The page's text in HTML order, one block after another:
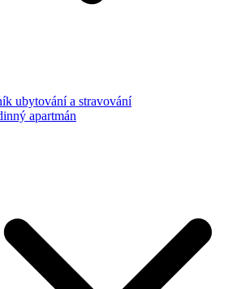
ubytování a stravování
apartmán